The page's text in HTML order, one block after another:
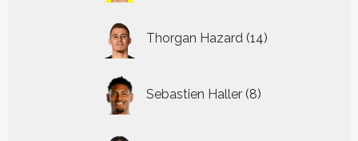
Thorgan Hazard 14
producten
Sebastien Haller 8
producten